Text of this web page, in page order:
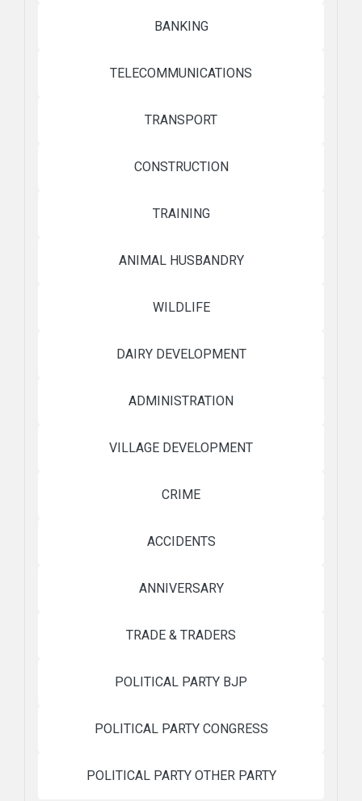
BANKING
TELECOMMUNICATIONS
TRANSPORT
CONSTRUCTION
TRAINING
ANIMAL HUSBANDRY
WILDLIFE
DAIRY DEVELOPMENT
ADMINISTRATION
VILLAGE DEVELOPMENT
CRIME
ACCIDENTS
ANNIVERSARY
TRADE & TRADERS
POLITICAL PARTY BJP
POLITICAL PARTY CONGRESS
POLITICAL PARTY OTHER PARTY